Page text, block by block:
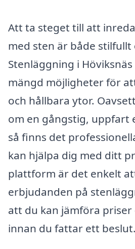
Att ta steget till att
med sten är både
Stenläggning i
mängd möjligheter för
och hållbara ytor.
om en gångstig, uppfart
så finns det
kan hjälpa dig med ditt
plattform är det enkelt
erbjudanden på
att du kan jämföra priser
innan du fattar ett beslut.